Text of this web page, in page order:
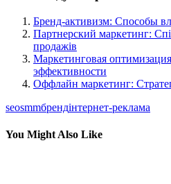
Бренд-активизм: Способы
Партнерский маркетинг:
продажів
Маркетинговая
эффективности
Оффлайн маркетинг:
seosmmбрендінтернет-реклама
You Might Also Like